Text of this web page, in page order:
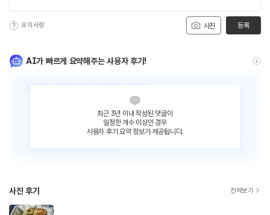
사진
유의사항 등록
AI가 빠르게 요약해주는 사용자 후기!
최근 3년 이내 작성된 댓글이
일정한 개수 이상인 경우
사용자 후기 요약 정보가 제공됩니다.
사진 후기 전체보기